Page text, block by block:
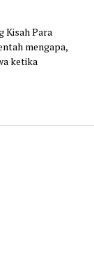
Kisah Para
mengapa,
ketika